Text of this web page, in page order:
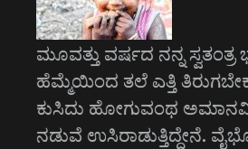
ಮೂವತ್ತು ವರ್ಷದ ನನ್ನ ಸ್ವತಂತ್ರ
ಹೆಮ್ಮೆಯಿಂದ ತಲೆ ಎತ್ತಿ
ಕುಸಿದು ಹೋಗುವಂಥ
ನಡುವೆ ಉಸಿರಾಡುತ್ತಿದ್ದೇನೆ.